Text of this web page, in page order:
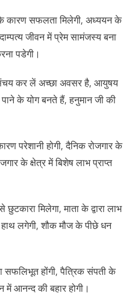
के कारण सफलता मिलेगी, अध्ययन के
जीवन में प्रेम सामंजस्य बना
पडेगी।
कर लें अच्छा अवसर है, आयुषय
के योग बनते हैं, हनुमान जी की
परेशानी होगी, दैनिक रोजगार के
के क्षेत्र में बिशेष लाभ प्राप्त
मिलेगा, माता के द्वारा लाभ
लगेगी, शौक मौज के पीछे धन
सफलिभूत होंगी, पैत्रिक संपती के
में आनन्द की बहार होगी।